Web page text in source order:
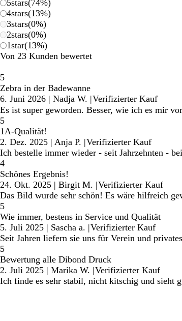
5stars(74%)
4stars(13%)
3stars(0%)
2stars(0%)
1star(13%)
Von 23 Kunden bewertet
5
Zebra in der Badewanne
6. Juni 2026 | Nadja W. |Verifizierter Kauf
Es ist super geworden. Besser, wie ich es mir
5
1A-Qualität!
2. Dez. 2025 | Anja P. |Verifizierter Kauf
Ich bestelle immer wieder - seit Jahrzehnten -
4
Schönes Ergebnis!
24. Okt. 2025 | Birgit M. |Verifizierter Kauf
Das Bild wurde sehr schön! Es wäre hilfreich
5
Wie immer, bestens in Service und Qualität
5. Juli 2025 | Sascha a. |Verifizierter Kauf
Seit Jahren liefern sie uns für Verein und
5
Bewertung alle Dibond Druck
2. Juli 2025 | Marika W. |Verifizierter Kauf
Ich finde es sehr stabil, nicht kitschig und sieht